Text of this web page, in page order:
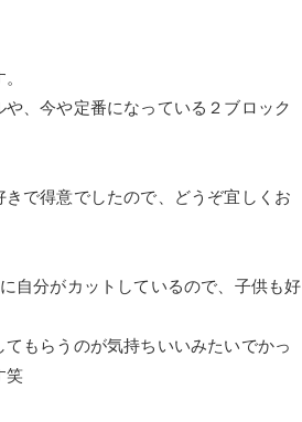
、今や定番になっている２ブロック
で得意でしたので、どうぞ宜しくお
自分がカットしているので、子供も好
もらうのが気持ちいいみたいでかっ
笑